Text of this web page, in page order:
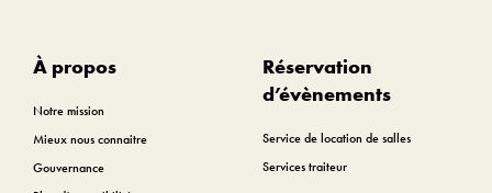
À propos
Notre mission
Mieux nous connaitre
Gouvernance
Réservation
d’évènements
Service de location de salles
Services traiteur